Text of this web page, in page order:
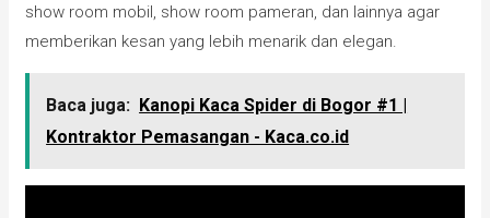
show room mobil, show room pameran, dan lainnya agar
memberikan kesan yang lebih menarik dan elegan.
Baca juga: Kanopi Kaca Spider di Bogor #1 |
Kontraktor Pemasangan - Kaca.co.id